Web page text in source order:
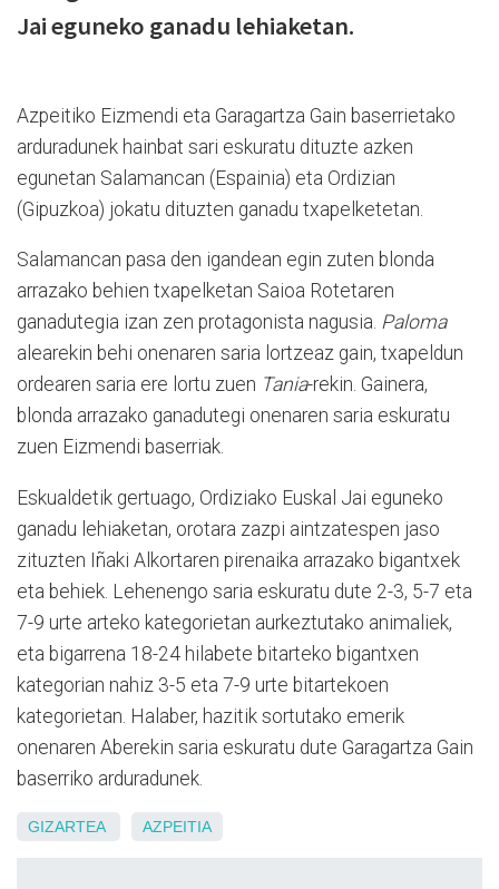
Jai eguneko ganadu lehiaketan.
Azpeitiko Eizmendi eta Garagartza Gain baserrietako
arduradunek hainbat sari eskuratu dituzte azken
egunetan Salamancan (Espainia) eta Ordizian
(Gipuzkoa) jokatu dituzten ganadu txapelketetan.
Salamancan pasa den igandean egin zuten blonda
arrazako behien txapelketan Saioa Rotetaren
ganadutegia izan zen protagonista nagusia. Paloma
alearekin behi onenaren saria lortzeaz gain, txapeldun
ordearen saria ere lortu zuen Tania-rekin. Gainera,
blonda arrazako ganadutegi onenaren saria eskuratu
zuen Eizmendi baserriak.
Eskualdetik gertuago, Ordiziako Euskal Jai eguneko
ganadu lehiaketan, orotara zazpi aintzatespen jaso
zituzten Iñaki Alkortaren pirenaika arrazako bigantxek
eta behiek. Lehenengo saria eskuratu dute 2-3, 5-7 eta
7-9 urte arteko kategorietan aurkeztutako animaliek,
eta bigarrena 18-24 hilabete bitarteko bigantxen
kategorian nahiz 3-5 eta 7-9 urte bitartekoen
kategorietan. Halaber, hazitik sortutako emerik
onenaren Aberekin saria eskuratu dute Garagartza Gain
baserriko arduradunek.
GIZARTEA AZPEITIA